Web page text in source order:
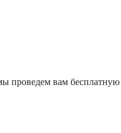
проведем вам бесплатную